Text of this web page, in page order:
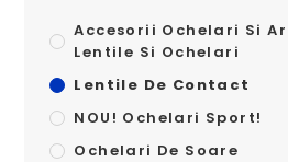
Accesorii Ochelari Si
Lentile Si Ochelari
Lentile De Contact
NOU! Ochelari Sport!
Ochelari De Soare